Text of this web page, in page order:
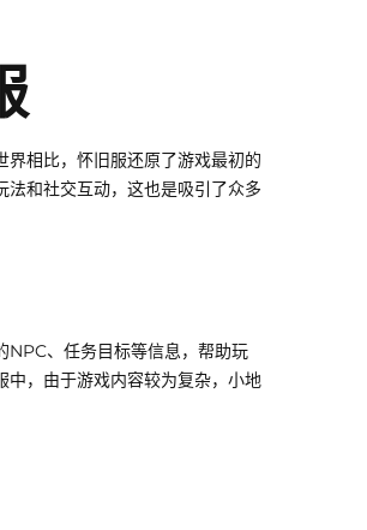
相比，怀旧服还原了游戏最初的
和社交互动，这也是吸引了众多
NPC、任务目标等信息，帮助玩
中，由于游戏内容较为复杂，小地